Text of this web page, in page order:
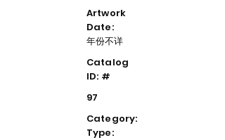
Artwork
Date:
年份不详
Catalog
ID: #
97
Category:
Type: